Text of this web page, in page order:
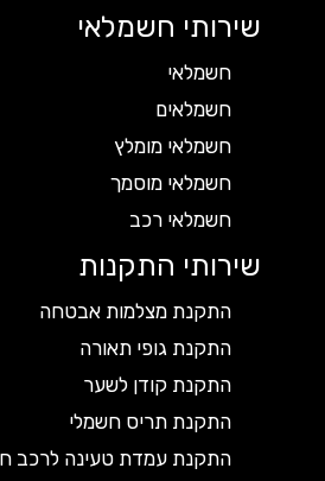
שירותי חשמלאי
חשמלאי
חשמלאים
חשמלאי מומלץ
חשמלאי מוסמך
חשמלאי רכב
שירותי התקנות
התקנת מצלמות אבטחה
התקנת גופי תאורה
התקנת קודן לשער
התקנת תריס חשמלי
התקנת עמדת טעינה לרכב חשמלי